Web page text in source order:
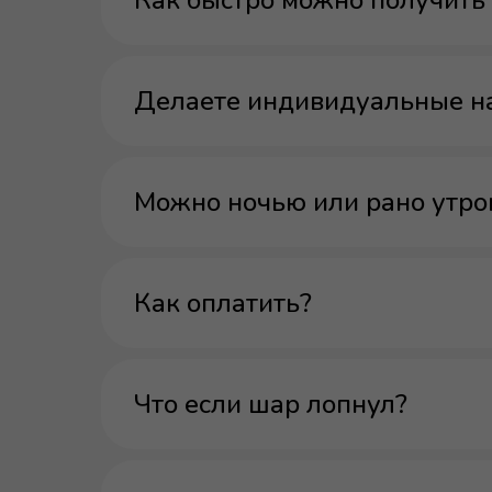
Делаете индивидуальные
Можно ночью или рано
Как оплатить?
Что если шар лопнул?